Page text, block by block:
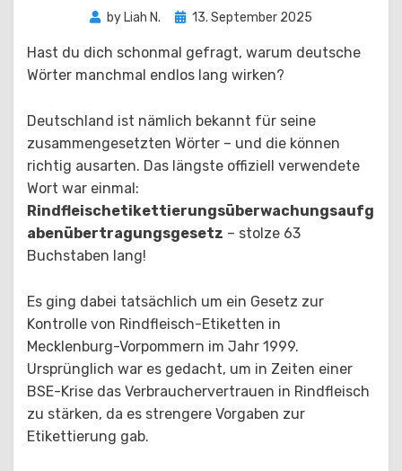
by Liah N.
Posted
13. September 2025
Hast du dich schonmal gefragt, warum deutsche
Wörter manchmal endlos lang wirken?
Deutschland ist nämlich bekannt für seine
zusammengesetzten Wörter – und die können
richtig ausarten. Das längste offiziell verwendete
Wort war einmal:
Rindfleischetikettierungsüberwachungsaufg
abenübertragungsgesetz – stolze 63
Buchstaben lang!
Es ging dabei tatsächlich um ein Gesetz zur
Kontrolle von Rindfleisch-Etiketten in
Mecklenburg-Vorpommern im Jahr 1999.
Ursprünglich war es gedacht, um in Zeiten einer
BSE-Krise das Verbrauchervertrauen in Rindfleisch
zu stärken, da es strengere Vorgaben zur
Etikettierung gab.